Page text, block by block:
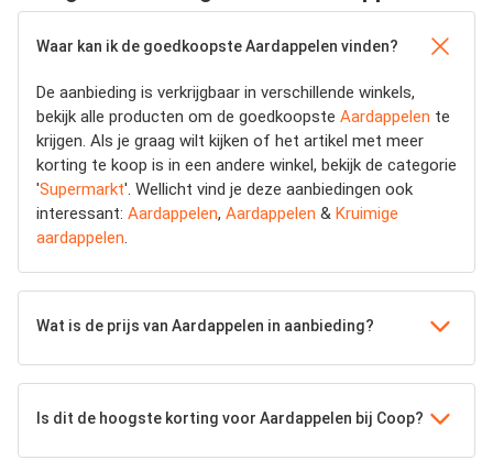
Waar kan ik de goedkoopste Aardappelen vinden?
De aanbieding is verkrijgbaar in verschillende winkels,
bekijk alle producten om de goedkoopste Aardappelen te
krijgen. Als je graag wilt kijken of het artikel met meer
korting te koop is in een andere winkel, bekijk de categorie
'Supermarkt'. Wellicht vind je deze aanbiedingen ook
interessant: Aardappelen, Aardappelen & Kruimige
aardappelen.
Wat is de prijs van Aardappelen in aanbieding?
Is dit de hoogste korting voor Aardappelen bij Coop?